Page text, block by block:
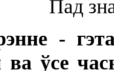
Пад
-
ўсе